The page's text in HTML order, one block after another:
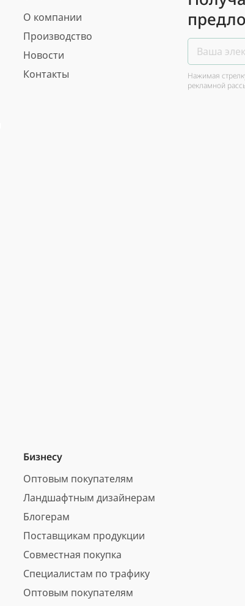
О компании
Производство
Новости
Контакты
Бизнесу
Оптовым покупателям
Ландшафтным дизайнерам
Блогерам
Поставщикам продукции
Совместная покупка
Специалистам по трафику
Оптовым покупателям
Нажимая
рекламной